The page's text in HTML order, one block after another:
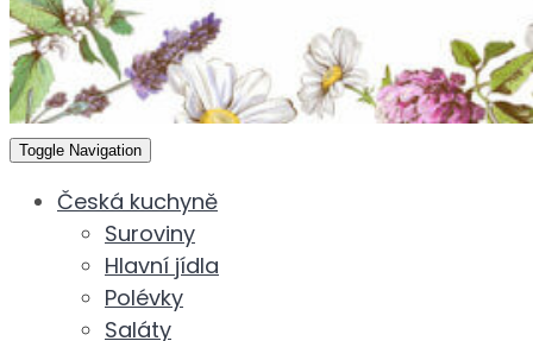
Toggle Navigation
Česká kuchyně
Suroviny
Hlavní jídla
Polévky
Saláty